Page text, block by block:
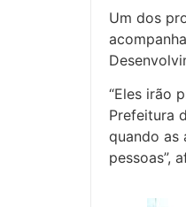
Um dos
“Eles irão
Prefeitura
quando as
pessoas”,